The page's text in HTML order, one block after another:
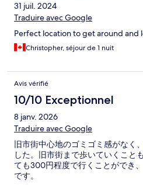
31 juil. 2024
Traduire avec Google
Perfect location to get around and
Christopher, séjour de 1 nuit
Avis vérifié
10/10 Exceptionnel
8 janv. 2026
Traduire avec Google
旧市街中心地のゴミゴミ感がなく
した。旧市街まで歩いていくこと
ても300円程度で行くことができ
です。